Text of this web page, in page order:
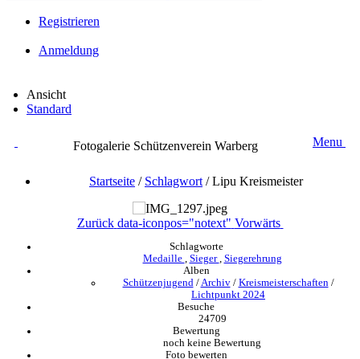
Registrieren
Anmeldung
Ansicht
Standard
Fotogalerie Schützenverein Warberg Menu
Startseite / Schlagwort /Lipu Kreismeister
Zurück data-iconpos="notext" Vorwärts
Schlagworte
Medaille
Sieger Siegerehrung
Alben
Schützenjugend / Archiv/ Kreismeisterschaften /
Lichtpunkt 2024
Besuche
24709
Bewertung
noch keine Bewertung
Foto bewerten